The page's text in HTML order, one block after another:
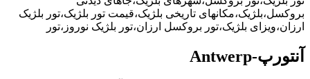
بروکسل،بلژیک،مکانهای تاریخی بلژیک،قیمت تور بلژیک،تور بلژیک
ارزان،ویزای بلژیک،تور بروکسل ارزان،تور بلژیک نوروز،تور
آنتورپ-Antwerp